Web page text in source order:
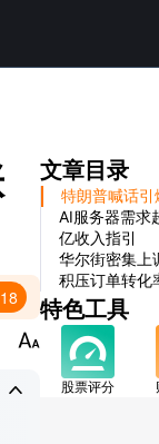


文章目录
特朗普喊话
AI服务器需求
亿收入指引
华尔街密集上
积压订单转化
特色工具
股票评分